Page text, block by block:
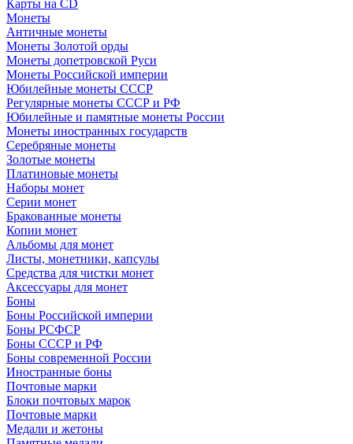
Карты на CD
Монеты
Античные монеты
Монеты Золотой орды
Монеты допетровской Руси
Монеты Российской империи
Юбилейные монеты СССР
Регулярные монеты СССР и РФ
Юбилейные и памятные монеты России
Монеты иностранных государств
Серебряные монеты
Золотые монеты
Платиновые монеты
Наборы монет
Серии монет
Бракованные монеты
Копии монет
Альбомы для монет
Листы, монетники, капсулы
Средства для чистки монет
Аксессуары для монет
Боны
Боны Российской империи
Боны РСФСР
Боны СССР и РФ
Боны современной России
Иностранные боны
Почтовые марки
Блоки почтовых марок
Почтовые марки
Медали и жетоны